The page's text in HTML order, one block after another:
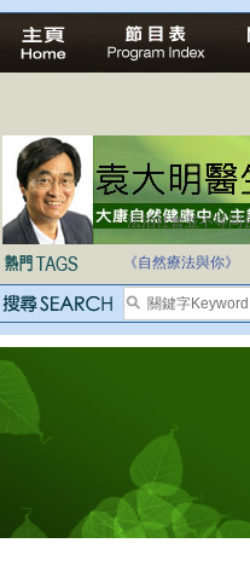
法治社會並不等同
自家教育合法化-
《自然療法與你》